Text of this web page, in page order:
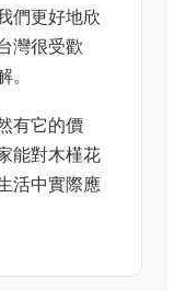
們更好地欣
灣很受歡
有它的價
能對木槿花
活中實際應